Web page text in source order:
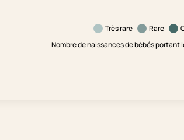
Très rare Rare
Nombre de naissances de bébés portant